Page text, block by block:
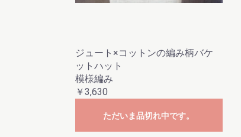
ジュート×コットンの編み柄バケ
ットハット
模様編み
￥3,630
ただいま品切れ中です。